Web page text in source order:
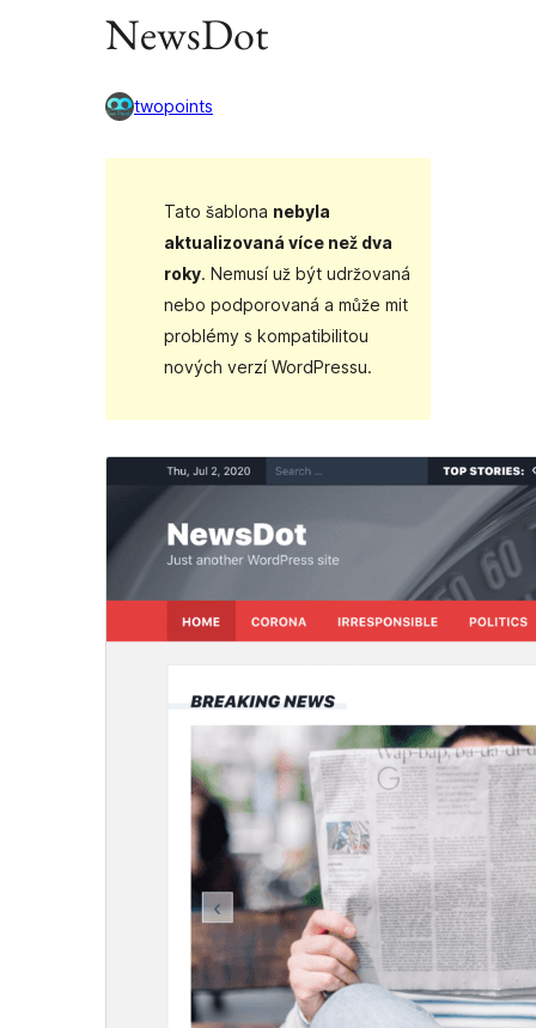
NewsDot
twopoints
Tato šablona nebyla
aktualizovaná více než dva
roky. Nemusí už být udržovaná
nebo podporovaná a může mit
problémy s kompatibilitou
nových verzí WordPressu.